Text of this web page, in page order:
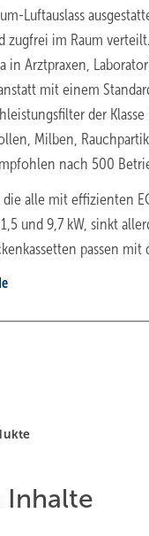
Luftauslass
zugfrei im Raum
in Arztpraxen,
mit einem
der
Milben,
nach 500
alle mit effizienten
und 9,7 kW, sinkt
passen
Inhalte